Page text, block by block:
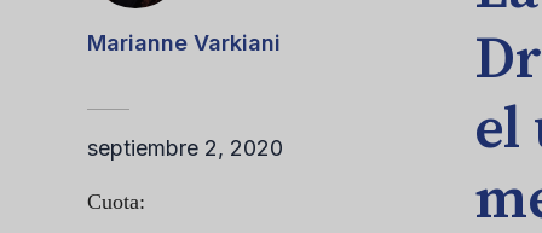
Marianne Varkiani
septiembre 2, 2020
Cuota:
el